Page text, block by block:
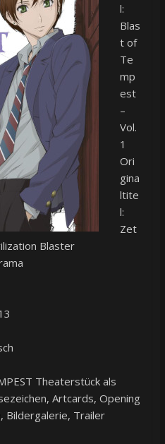
l:
Blas
t of
Te
mp
est
–
Vol.
1
Ori
gina
ltite
l:
Zet
Blaster
Theaterstück als
Artcards, Opening
Bildergalerie, Trailer